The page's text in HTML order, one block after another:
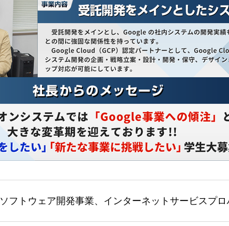
ENTRY CONTACT Privacy Policy
ソフトウェア開発事業、インターネットサービスプロ